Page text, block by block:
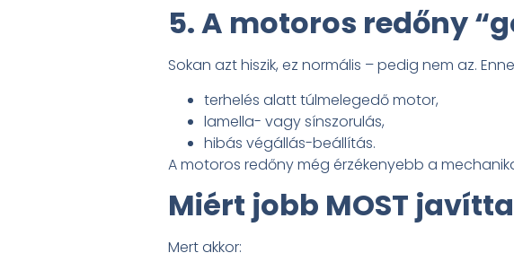
5. A motoros redőny
Sokan azt hiszik, ez normális – pedig nem az.
terhelés alatt túlmelegedő motor,
lamella- vagy sínszorulás,
hibás végállás-beállítás.
A motoros redőny még érzékenyebb a
Miért jobb MOST
Mert akkor: